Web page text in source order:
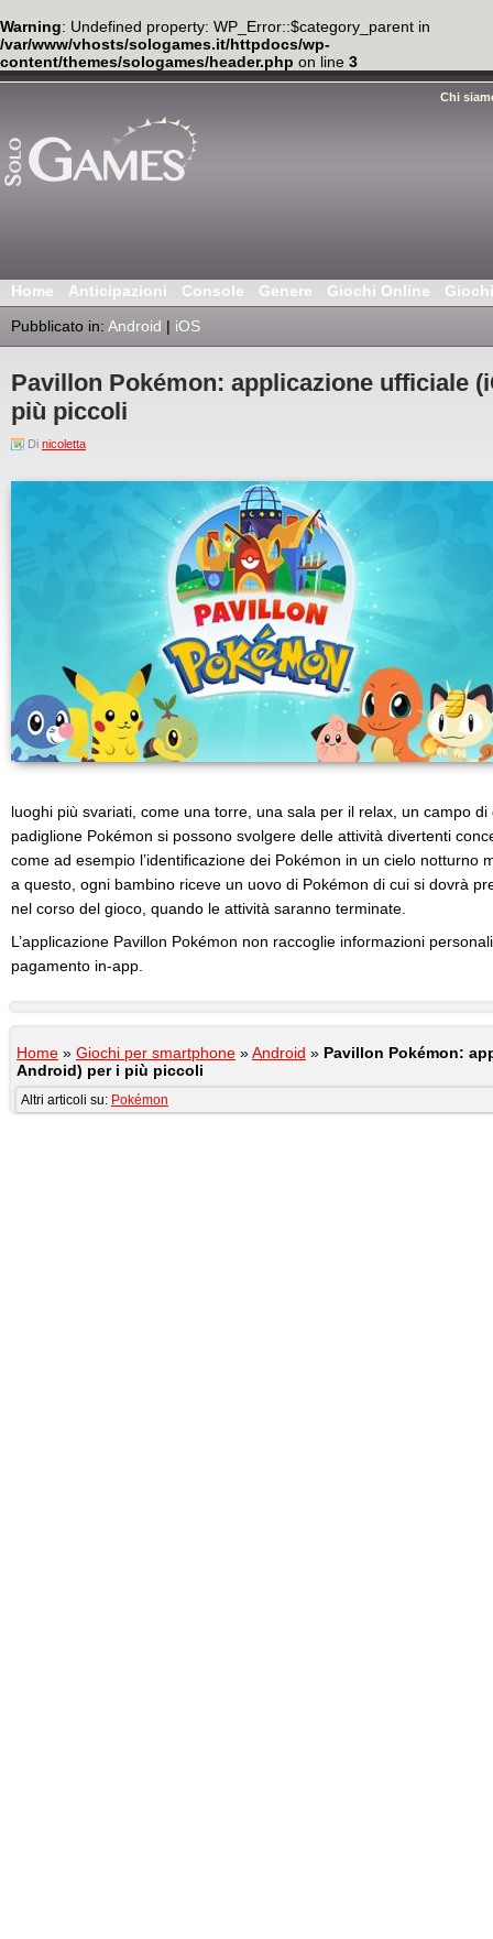
Warning: Undefined property: WP_Error::$category_parent in
/var/www/vhosts/sologames.it/httpdocs/wp-
content/themes/sologames/header.php on line 3
Chi
Home Anticipazioni Console Genere Giochi Online
Pubblicato in: Android | iOS
Pavillon Pokémon: applicazione ufficiale
più piccoli
Di nicoletta
luoghi più svariati, come una torre, una sala per il relax, un campo
padiglione Pokémon si possono svolgere delle attività divertenti
come ad esempio l’identificazione dei Pokémon in un cielo notturno
a questo, ogni bambino riceve un uovo di Pokémon di cui si dovrà
nel corso del gioco, quando le attività saranno terminate.
L’applicazione Pavillon Pokémon non raccoglie informazioni
pagamento in-app.
Home » Giochi per smartphone »Android » Pavillon Pokémon:
Android) per i più piccoli
Altri articoli su: Pokémon